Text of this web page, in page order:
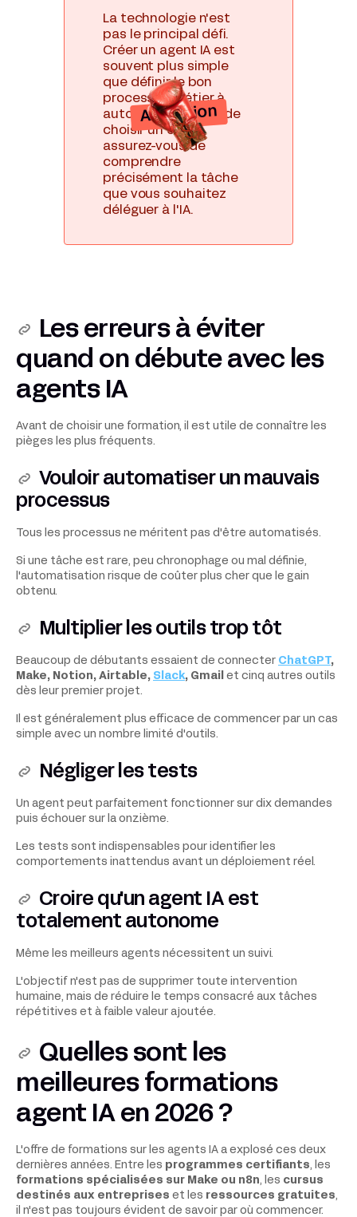
La technologie n'est
pas le principal défi.
Créer un agent IA est
souvent plus simple
que définir le bon
processus métier à
automatiser. Avant de
choisir un outil,
assurez-vous de
comprendre
précisément la tâche
que vous souhaitez
déléguer à l'IA.
Attention
Les erreurs à éviter
quand on débute avec les
agents IA
Avant de choisir une formation, il est utile de connaître les
pièges les plus fréquents.
Vouloir automatiser un mauvais
processus
Tous les processus ne méritent pas d'être automatisés.
Si une tâche est rare, peu chronophage ou mal définie,
l'automatisation risque de coûter plus cher que le gain
obtenu.
Multiplier les outils trop tôt
Beaucoup de débutants essaient de connecter ChatGPT,
Make, Notion, Airtable, Slack, Gmail et cinq autres outils
dès leur premier projet.
Il est généralement plus efficace de commencer par un cas
simple avec un nombre limité d'outils.
Négliger les tests
Un agent peut parfaitement fonctionner sur dix demandes
puis échouer sur la onzième.
Les tests sont indispensables pour identifier les
comportements inattendus avant un déploiement réel.
Croire qu'un agent IA est
totalement autonome
Même les meilleurs agents nécessitent un suivi.
L'objectif n'est pas de supprimer toute intervention
humaine, mais de réduire le temps consacré aux tâches
répétitives et à faible valeur ajoutée.
Quelles sont les
meilleures formations
agent IA en 2026 ?
L'offre de formations sur les agents IA a explosé ces deux
dernières années. Entre les programmes certifiants, les
formations spécialisées sur Make ou n8n, les cursus
destinés aux entreprises et les ressources gratuites,
il n'est pas toujours évident de savoir par où commencer.